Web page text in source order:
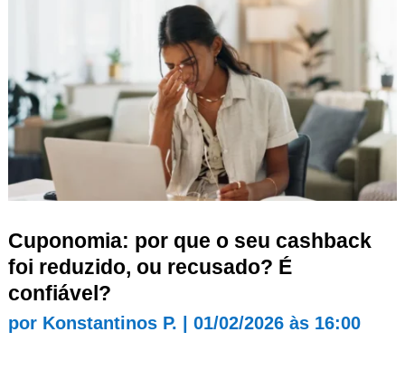
Cuponomia: por que o seu cashback
foi reduzido, ou recusado? É
confiável?
por Konstantinos P. 01/02/2026 às 16:00